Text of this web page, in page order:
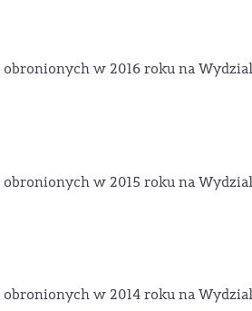
w 2016 roku na
w 2015 roku na
w 2014 roku na